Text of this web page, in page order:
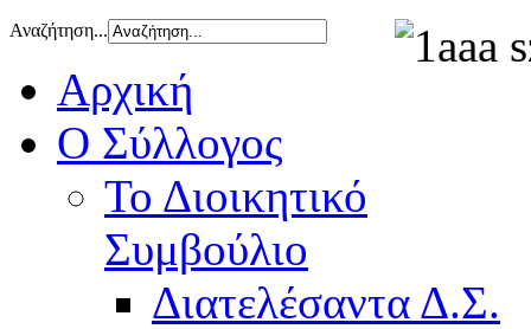
Αναζήτηση...
Αρχική
Ο Σύλλογος
Το Διοικητικό
Συμβούλιο
Διατελέσαντα Δ.Σ.